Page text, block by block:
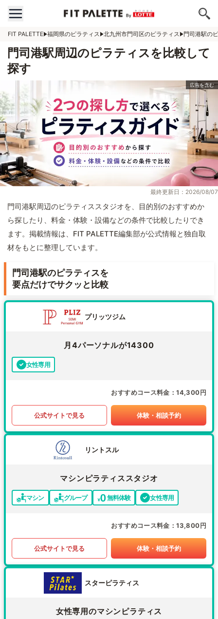
FIT PALETTE 福岡県のピラティス 北九州市門司区のピラティス 門司港駅の
門司港駅周辺のピラティスを比較して
探す
最終更新日：2026/08/07
門司港駅周辺のピラティススタジオを、目的別のおすすめか
ら探したり、料金・体験・設備などの条件で比較したりでき
ます。掲載情報は、FIT PALETTE編集部が公式情報と独自取
材をもとに整理しています。
門司港駅のピラティスを
要点だけでサクッと比較
プリッツジム
月4パーソナルが14300
女性専用
おすすめコース料金 14,300円
公式サイトで見る 体験・相談予約
リントスル
マシンピラティススタジオ
マシン グループ 無料体験 女性専用
おすすめコース料金 13,800円
公式サイトで見る 体験・相談予約
スターピラティス
女性専用のマシンピラティス